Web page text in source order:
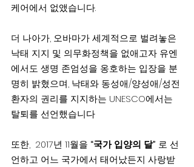
케어에서 없앴습니다.
더 나아가, 오바마가 세계적으로 벌려놓은
낙태 지지 및 의무화정책을 없애고자 유엔
에서도 생명 존엄성을 옹호하는 입장을 분
명히 밝혔으며, 낙태와 동성애/양성애/성전
환자의 권리를 지지하는 UNESCO에서는
탈퇴를 선언했습니다
또한,  2017년 11월을 “국가 입양의 달” 로 선
언하고 어느 국가에서 태어났든지 사랑받